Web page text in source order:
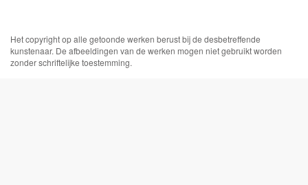
Het copyright op alle getoonde werken berust bij de desbetreffende
kunstenaar. De afbeeldingen van de werken mogen niet gebruikt worden
zonder schriftelijke toestemming.